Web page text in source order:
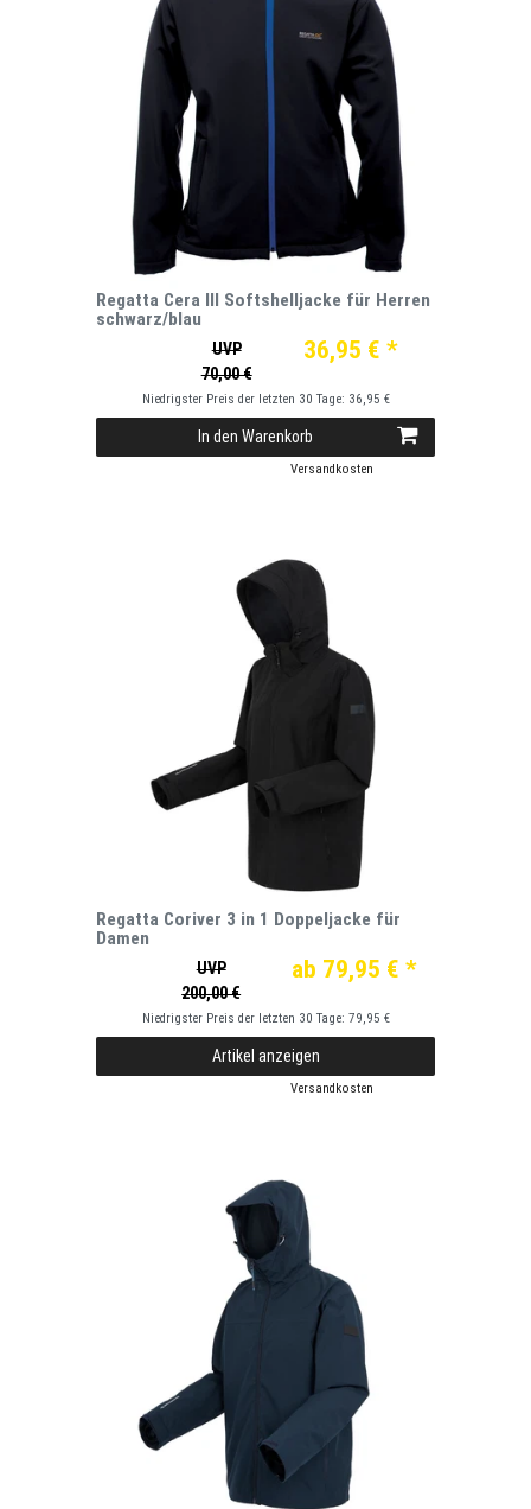
Regatta Cera III Softshelljacke für Herren
schwarz/blau
UVP
70,00 €
36,95 € *
Niedrigster Preis der letzten 30 Tage: 36,95 €
In den Warenkorb
Versandkosten
Regatta Coriver 3 in 1 Doppeljacke für
Damen
UVP
200,00 €
ab 79,95 € *
Niedrigster Preis der letzten 30 Tage: 79,95 €
Artikel anzeigen
Versandkosten